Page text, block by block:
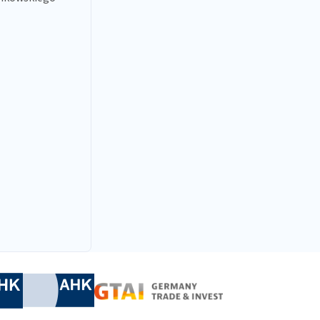
of Commerce and Industry
Chamber of Commerce and Industry
AHK.de